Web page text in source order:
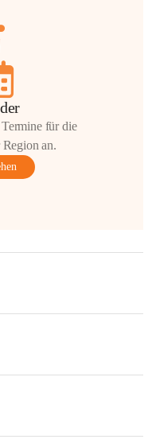
für die
an.